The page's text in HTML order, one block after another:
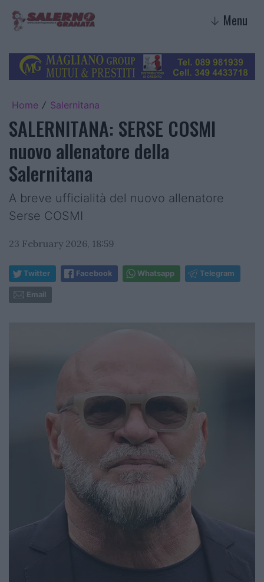
↓ Menu
Home / Salernitana
SALERNITANA: SERSE COSMI
nuovo allenatore della
Salernitana
A breve ufficialità del nuovo allenatore
Serse COSMI
23 February 2026, 18:59
Twitter Facebook Whatsapp Telegram
Email